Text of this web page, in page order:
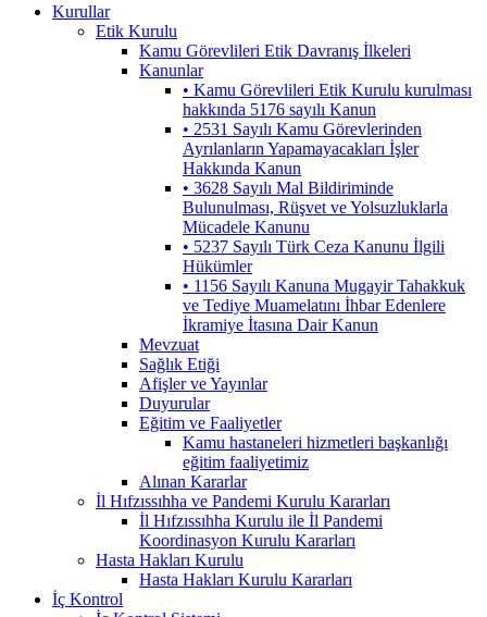
Kurullar
Etik Kurulu
Kamu Görevlileri Etik Davranış İlkeleri
Kanunlar
• Kamu Görevlileri Etik Kurulu kurulması
hakkında 5176 sayılı Kanun
• 2531 Sayılı Kamu Görevlerinden
Ayrılanların Yapamayacakları İşler
Hakkında Kanun
• 3628 Sayılı Mal Bildiriminde
Bulunulması, Rüşvet ve Yolsuzluklarla
Mücadele Kanunu
• 5237 Sayılı Türk Ceza Kanunu İlgili
Hükümler
• 1156 Sayılı Kanuna Mugayir Tahakkuk
ve Tediye Muamelatını İhbar Edenlere
İkramiye İtasına Dair Kanun
Mevzuat
Sağlık Etiği
Afişler ve Yayınlar
Duyurular
Eğitim ve Faaliyetler
Kamu hastaneleri hizmetleri başkanlığı
eğitim faaliyetimiz
Alınan Kararlar
İl Hıfzıssıhha ve Pandemi Kurulu Kararları
İl Hıfzıssıhha Kurulu ile İl Pandemi
Koordinasyon Kurulu Kararları
Hasta Hakları Kurulu
Hasta Hakları Kurulu Kararları
İç Kontrol